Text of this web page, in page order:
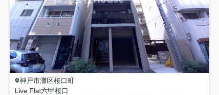
神戸市灘区桜口町
Live Flat六甲桜口